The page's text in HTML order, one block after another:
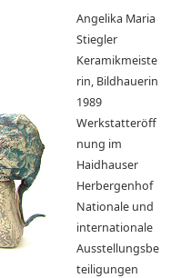
Angelika Maria
Stiegler
Keramikmeiste
rin, Bildhauerin
1989
Werkstatteröff
nung im
Haidhauser
Herbergenhof
Nationale und
internationale
Ausstellungsbe
teiligungen